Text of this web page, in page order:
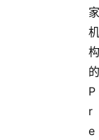
家
机
构
的
P
r
e